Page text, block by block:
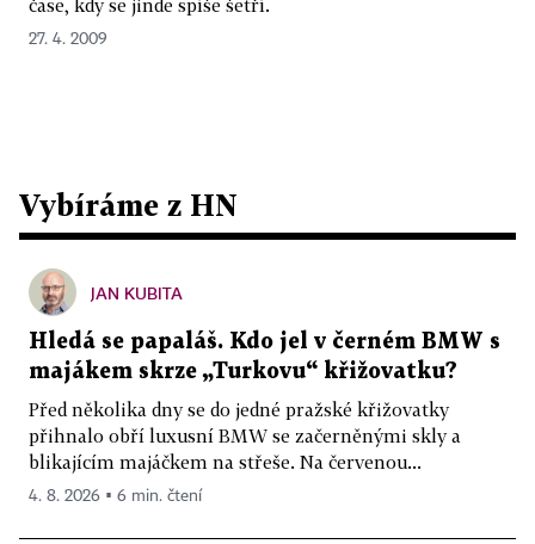
čase, kdy se jinde spíše šetří.
27. 4. 2009
Vybíráme z HN
JAN KUBITA
Hledá se papaláš. Kdo jel v černém BMW s
majákem skrze „Turkovu“ křižovatku?
Před několika dny se do jedné pražské křižovatky
přihnalo obří luxusní BMW se začerněnými skly a
blikajícím majáčkem na střeše. Na červenou...
4. 8. 2026 ▪ 6 min. čtení